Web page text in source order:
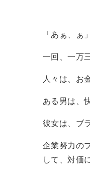
「あぁ、ぁ」
一回、一万
人々は、お
ある男は、
彼女は、ブ
企業努力の
して、対価